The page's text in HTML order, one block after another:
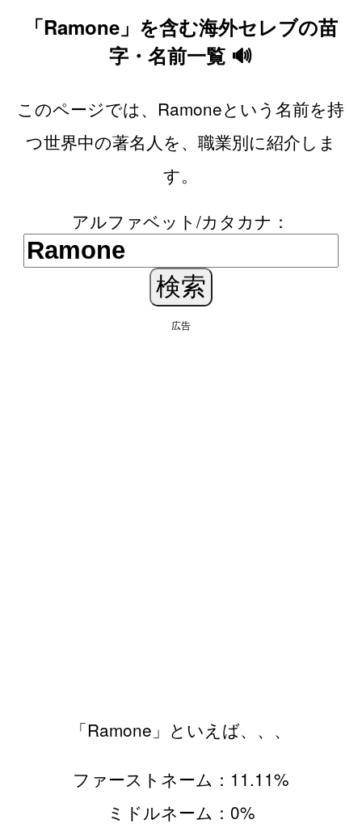
「Ramone」を含む海外セレブの苗
字・名前一覧 🔊
このページでは、Ramoneという名前を持
つ世界中の著名人を、職業別に紹介しま
す。
アルファベット/カタカナ：
広告
「Ramone」といえば、、、
ファーストネーム：11.11%
ミドルネーム：0%